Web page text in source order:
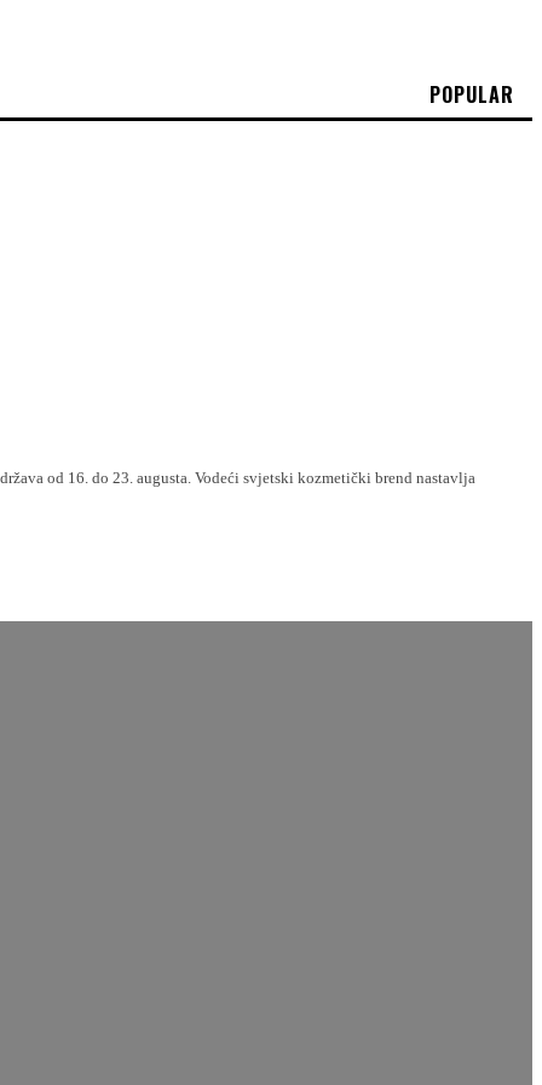
POPULAR
od 16. do 23. augusta. Vodeći svjetski kozmetički brend nastavlja